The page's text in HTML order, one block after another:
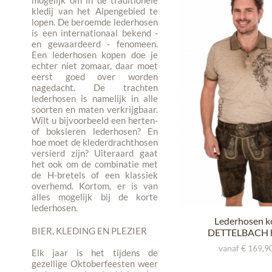
kledij van het Alpengebied te
lopen. De beroemde lederhosen
is een internationaal bekend -
en gewaardeerd - fenomeen.
Een lederhosen kopen doe je
echter niet zomaar, daar moet
eerst goed over worden
nagedacht. De trachten
lederhosen is namelijk in alle
soorten en maten verkrijgbaar.
Wilt u bijvoorbeeld een herten-
of boksleren lederhosen? En
hoe moet de klederdrachthosen
versierd zijn? Uiteraard gaat
het ook om de combinatie met
de H-bretels of een klassiek
overhemd. Kortom, er is van
alles mogelijk bij de korte
lederhosen.
BIER, KLEDING EN PLEZIER
Elk jaar is het tijdens de
gezellige Oktoberfeesten weer
Lederhosen
DETTELBACH
vanaf €